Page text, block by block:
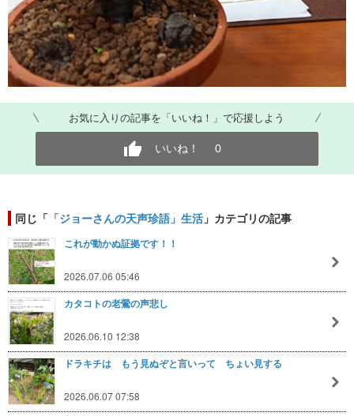
お気に入りの記事を「いいね！」で応援しよう
いいね！ 0
同じ「 「ジョーさんの天声珍語」生活 」カテゴリの記事
これが動かぬ証拠です！！
2026.07.06 05:46
カタコトの老鶯の声悲し
2026.06.10 12:38
ドラキチは もう見ぬぞと言いって ちょい見する
2026.06.07 07:58